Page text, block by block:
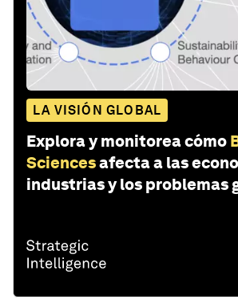
LA VISIÓN GLOBAL
Explora y monitorea cómo
Sciencesafecta a las
industrias y los problemas